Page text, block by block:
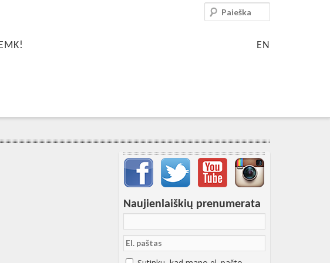
EN
Paieška
Svarbių įrašų meniu
Naujienlaiškių prenumerata